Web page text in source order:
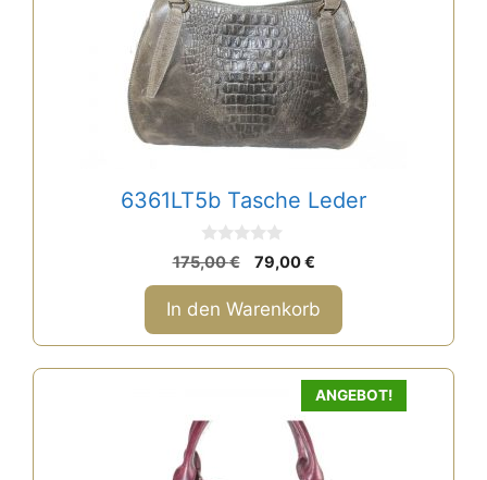
6361LT5b Tasche Leder
0
v
o
n
5
175,00€
Ursprünglicher
Preis
war:
175,00 €
79,00€Aktueller
Preis
ist:
79,00 €.
In den Warenkorb
ANGEBOT!